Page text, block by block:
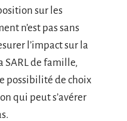
sur les
n’est pas sans
l’impact sur la
SARL de famille,
possibilité de choix
qui peut s’avérer